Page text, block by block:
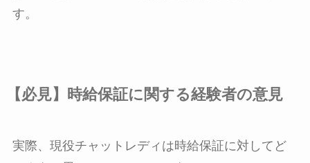
す。
【必見】時給保証に関する経験者の意見
実際、現役チャットレディは時給保証に対してど